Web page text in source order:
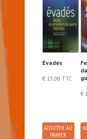
Évadés
€ 13,00 TTC
AJOUTER AU
PANIER
€